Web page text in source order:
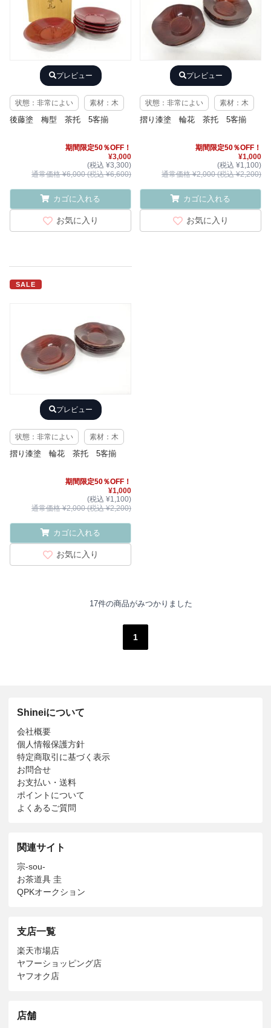
プレビュー
状態：非常によい 素材：木
後藤塗 梅型 茶托 5客揃
期間限定50％OFF！
¥3,000
(税込 ¥3,300)
通常価格 ¥6,000 (税込 ¥6,600)
カゴに入れる
お気に入り
プレビュー
状態：非常によい 素材：木
摺り漆塗 輪花 茶托 5客揃
期間限定50％OFF！
¥1,000
(税込 ¥1,100)
通常価格 ¥2,000 (税込 ¥2,200)
カゴに入れる
お気に入り
SALE
プレビュー
状態：非常によい 素材：木
摺り漆塗 輪花 茶托 5客揃
期間限定50％OFF！
¥1,000
(税込 ¥1,100)
通常価格 ¥2,000 (税込 ¥2,200)
カゴに入れる
お気に入り
17件の商品がみつかりました
1
Shineiについて
会社概要
個人情報保護方針
特定商取引に基づく表示
お問合せ
お支払い・送料
ポイントについて
よくあるご質問
関連サイト
宗-sou-
お茶道具 圭
QPKオークション
支店一覧
楽天市場店
ヤフーショッピング店
ヤフオク店
店舗